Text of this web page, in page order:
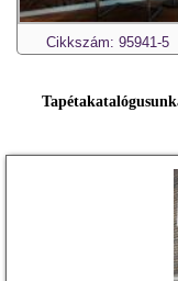
Cikkszám: 95941-5